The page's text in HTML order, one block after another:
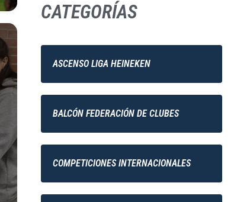
CATEGORÍAS
ASCENSO LIGA HEINEKEN
BALCÓN FEDERACIÓN DE CLUBES
COMPETICIONES INTERNACIONALES